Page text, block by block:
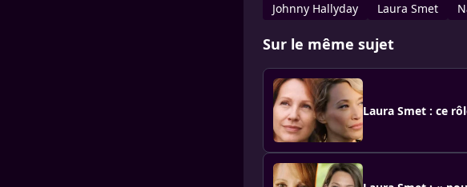
Johnny Hallyday
Laura Smet
Sur le même sujet
Laura Smet : ce